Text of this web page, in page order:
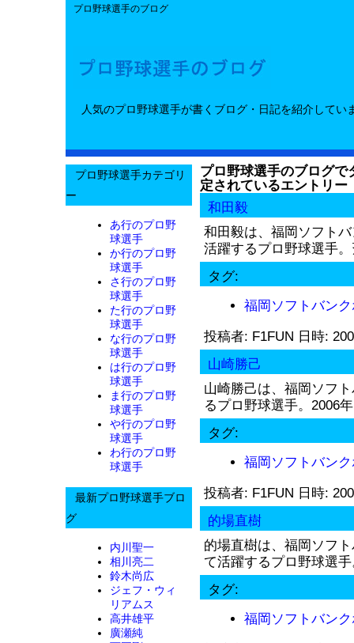
プロ野球選手のブログ
人気のプロ野球選手が書くブログ・日記を紹介してい
プロ野球選手カテゴリ
ー
あ行のプロ野
球選手
か行のプロ野
球選手
さ行のプロ野
球選手
た行のプロ野
球選手
な行のプロ野
球選手
は行のプロ野
球選手
ま行のプロ野
球選手
や行のプロ野
球選手
わ行のプロ野
球選手
最新プロ野球選手ブロ
グ
内川聖一
相川亮二
鈴木尚広
ジェフ・ウィ
リアムス
高井雄平
廣瀬純
プロ野球選手のブログ
定されているエントリー
和田毅
和田毅は、福岡ソフト
活躍するプロ野球選手
タグ:
福岡ソフトバン
投稿者: F1FUN 日時:
山崎勝己
山崎勝己は、福岡ソフ
るプロ野球選手。2006
タグ:
福岡ソフトバン
投稿者: F1FUN 日時:
的場直樹
的場直樹は、福岡ソフ
て活躍するプロ野球選
タグ:
福岡ソフトバン